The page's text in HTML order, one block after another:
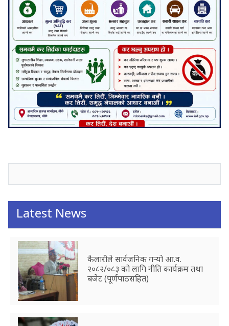
Latest News
कैलारीले सार्वजनिक गर्‍यो आ.व.
२०८२/०८३ को लागि नीति कार्यक्रम तथा
बजेट (पूर्णपाठसहित)